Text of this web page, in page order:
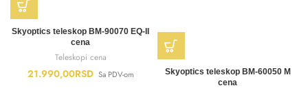
Skyoptics teleskop BM-90070 EQ-II
cena
Teleskopi cena
21.990,00RSD Sa PDV-om
Skyoptics teleskop BM-60050 M
cena